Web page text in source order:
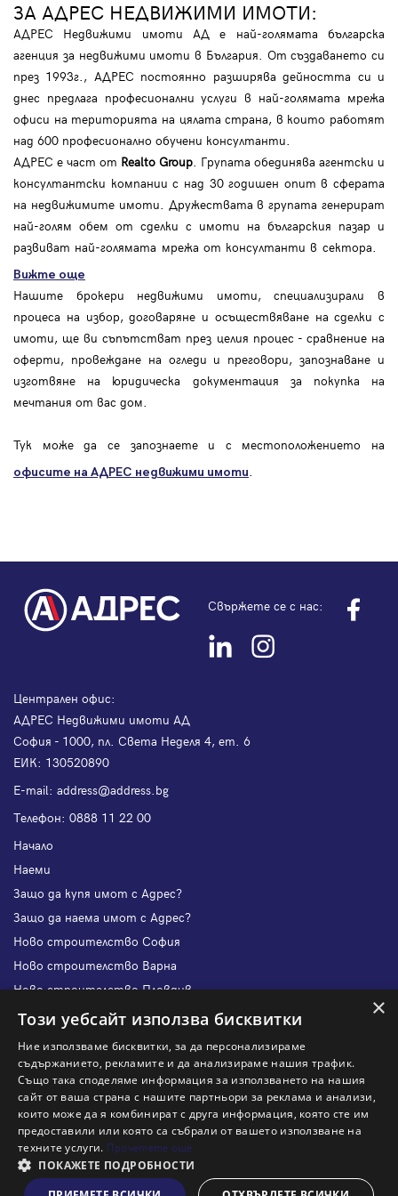
ЗА АДРЕС НЕДВИЖИМИ ИМОТИ:
АДРЕС Недвижими имоти АД е най-голямата българска
агенция за недвижими имоти в България. От създаването си
през 1993г., АДРЕС постоянно разширява дейността си и
днес предлага професионални услуги в най-голямата мрежа
офиси на територията на цялата страна, в които работят
над 600 професионално обучени консултанти.
АДРЕС е част от Realto Group . Групата обединява агентски и
консултантски компании с над 30 годишен опит в сферата
на недвижимите имоти. Дружествата в групата генерират
най-голям обем от сделки с имоти на българския пазар и
развиват най-голямата мрежа от консултанти в сектора.
Вижте още
Нашите брокери недвижими имоти, специализирали в
процеса на избор, договаряне и осъществяване на сделки с
имоти, ще ви съпътстват през целия процес - сравнение на
оферти, провеждане на огледи и преговори, запознаване и
изготвяне на юридическа документация за покупка на
мечтания от вас дом.
Тук може да се запознаете и с местоположението на
офисите на АДРЕС недвижими имоти
Свържете се с нас:
Централен офис:
АДРЕС Недвижими имоти АД
София - 1000, пл. Света Неделя 4, ет. 6
ЕИК: 130520890
Е-mail: address@address.bg
Телефон: 0888 11 22 00
Начало
Наеми
Защо да купя имот с Адрес?
Защо да наема имот с Адрес?
Ново строителство София
Ново строителство Варна
Ново строителство Пловдив
Ново строителство Бургас
Защо да отдам имот с Адрес?
Наши офиси
Кариери
Кои сме ние?
Франчайз
Блог
×
Този уебсайт използва бисквитки
Ние използваме бисквитки, за да персонализираме
съдържанието, рекламите и да анализираме нашия трафик.
Също така споделяме информация за използването на нашия
сайт от ваша страна с нашите партньори за реклама и анализи,
които може да я комбинират с друга информация, която сте им
предоставили или която са събрали от вашето използване на
техните услуги. Прочетете още
ПОКАЖЕТЕ ПОДРОБНОСТИ